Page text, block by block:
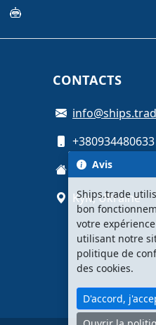
CONTACTS
+380934480633
Oleksandra
Kyiv, Ukraine
Avis
Ships.trade
bon
votre
utilisant notre
politique de
des cookies.
D'accord,